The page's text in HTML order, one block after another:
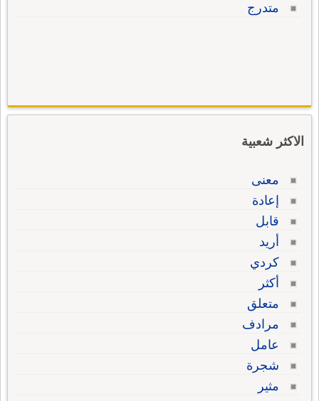
متدرج
الاكثر شعبية
معنى
إعادة
قابل
أريد
كردي
أكثر
متعلق
مرادف
عامل
شجرة
مثير